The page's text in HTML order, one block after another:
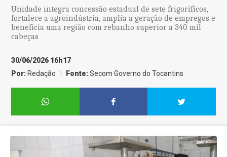
Unidade integra concessão estadual de sete frigoríficos,
fortalece a agroindústria, amplia a geração de empregos e
beneficia uma região com rebanho superior a 340 mil
cabeças
30/06/2026 16h17
Por: Redação Fonte:Secom Governo do Tocantins